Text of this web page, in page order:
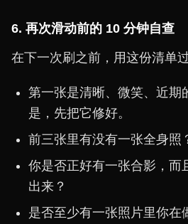
6. 再次滑动前的 10 分钟自查
在下一次刷之前，用这份清单
第一张是清晰、微笑、近期
是，先把它修好。
前三张里有没有一张全身照
你是否正好有一张合影，而
出来？
是否至少有一张照片里你在